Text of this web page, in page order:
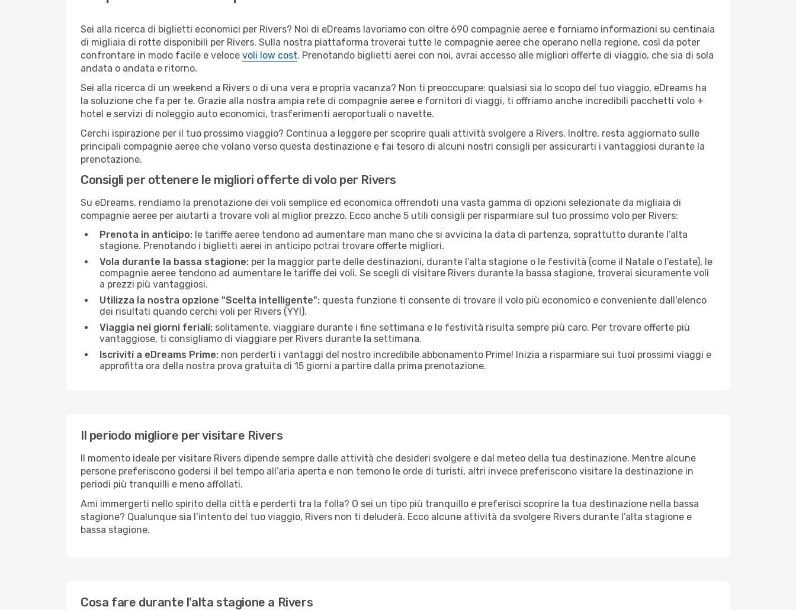
Sei alla ricerca di biglietti economici per Rivers? Noi di eDreams lavoriamo con oltre 690 compagnie aeree e forniamo informazioni su centinaia
di migliaia di rotte disponibili per Rivers. Sulla nostra piattaforma troverai tutte le compagnie aeree che operano nella regione, così da poter
confrontare in modo facile e veloce voli low cost. Prenotando biglietti aerei con noi, avrai accesso alle migliori offerte di viaggio, che sia di sola
andata o andata e ritorno.
Sei alla ricerca di un weekend a Rivers o di una vera e propria vacanza? Non ti preoccupare: qualsiasi sia lo scopo del tuo viaggio, eDreams ha
la soluzione che fa per te. Grazie alla nostra ampia rete di compagnie aeree e fornitori di viaggi, ti offriamo anche incredibili pacchetti volo +
hotel e servizi di noleggio auto economici, trasferimenti aeroportuali o navette.
Cerchi ispirazione per il tuo prossimo viaggio? Continua a leggere per scoprire quali attività svolgere a Rivers. Inoltre, resta aggiornato sulle
principali compagnie aeree che volano verso questa destinazione e fai tesoro di alcuni nostri consigli per assicurarti i vantaggiosi durante la
prenotazione.
Consigli per ottenere le migliori offerte di volo per Rivers
Su eDreams, rendiamo la prenotazione dei voli semplice ed economica offrendoti una vasta gamma di opzioni selezionate da migliaia di
compagnie aeree per aiutarti a trovare voli al miglior prezzo. Ecco anche 5 utili consigli per risparmiare sul tuo prossimo volo per Rivers:
Prenota in anticipo: le tariffe aeree tendono ad aumentare man mano che si avvicina la data di partenza, soprattutto durante l’alta
stagione. Prenotando i biglietti aerei in anticipo potrai trovare offerte migliori.
Vola durante la bassa stagione: per la maggior parte delle destinazioni, durante l’alta stagione o le festività (come il Natale o l'estate), le
compagnie aeree tendono ad aumentare le tariffe dei voli. Se scegli di visitare Rivers durante la bassa stagione, troverai sicuramente voli
a prezzi più vantaggiosi.
Utilizza la nostra opzione "Scelta intelligente": questa funzione ti consente di trovare il volo più economico e conveniente dall'elenco
dei risultati quando cerchi voli per Rivers (YYI).
Viaggia nei giorni feriali: solitamente, viaggiare durante i fine settimana e le festività risulta sempre più caro. Per trovare offerte più
vantaggiose, ti consigliamo di viaggiare per Rivers durante la settimana.
Iscriviti a eDreams Prime: non perderti i vantaggi del nostro incredibile abbonamento Prime! Inizia a risparmiare sui tuoi prossimi viaggi e
approfitta ora della nostra prova gratuita di 15 giorni a partire dalla prima prenotazione.
Il periodo migliore per visitare Rivers
Il momento ideale per visitare Rivers dipende sempre dalle attività che desideri svolgere e dal meteo della tua destinazione. Mentre alcune
persone preferiscono godersi il bel tempo all’aria aperta e non temono le orde di turisti, altri invece preferiscono visitare la destinazione in
periodi più tranquilli e meno affollati.
Ami immergerti nello spirito della città e perderti tra la folla? O sei un tipo più tranquillo e preferisci scoprire la tua destinazione nella bassa
stagione? Qualunque sia l’intento del tuo viaggio, Rivers non ti deluderà. Ecco alcune attività da svolgere Rivers durante l’alta stagione e
bassa stagione.
Cosa fare durante l'alta stagione a Rivers